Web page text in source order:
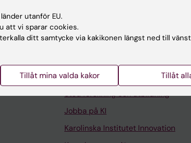
Universitetsbiblioteket
Stöd forskning och utbildning
Jobba på KI
Karolinska Institutet Innovation
utanför EU.
att vi sparar cookies.
ditt samtycke via kakikonen längst ned till
Tillåt mina valda kakor Tillåt